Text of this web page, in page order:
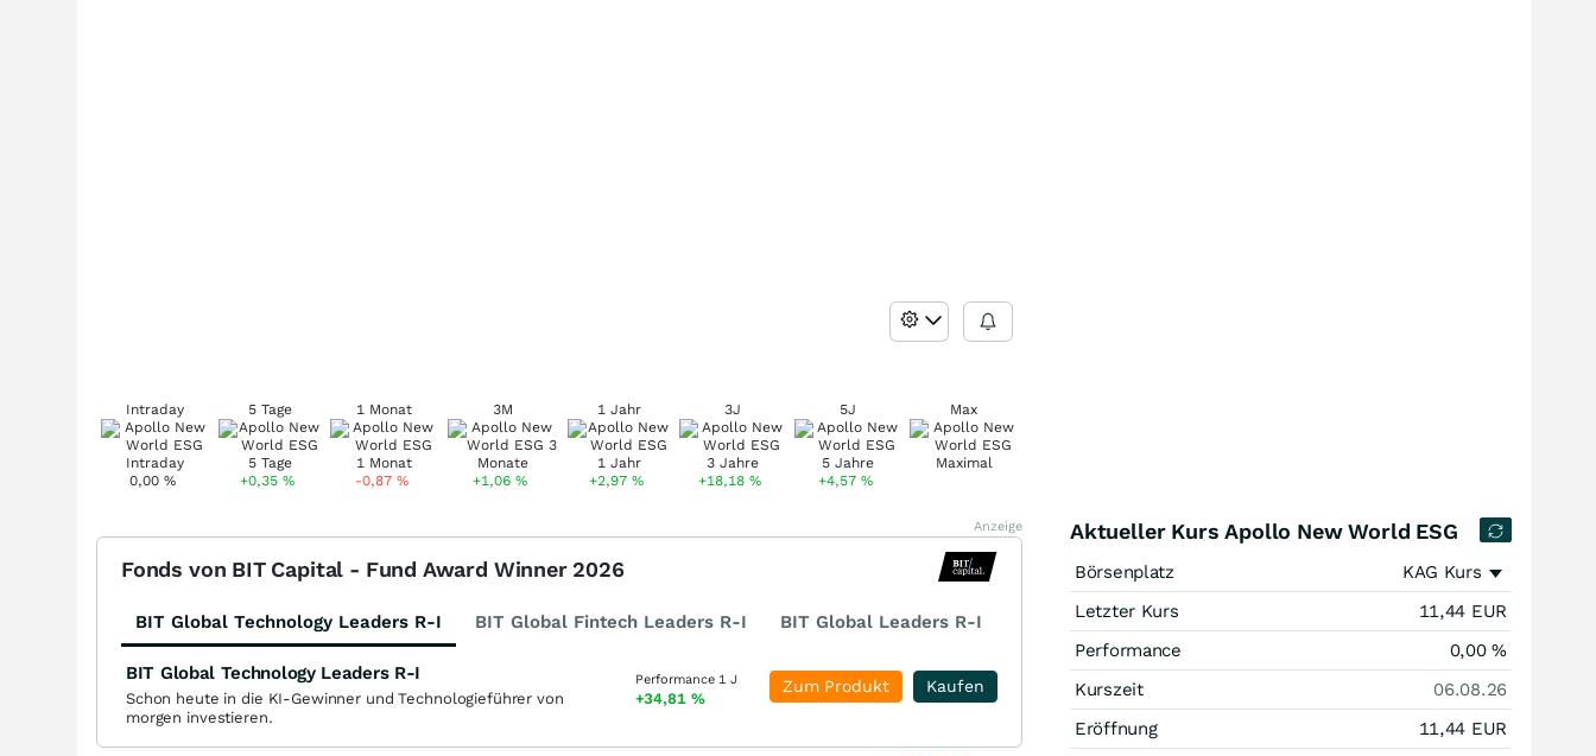
Intraday
0,00%
5 Tage
+0,35%
1 Monat
-0,87 %
3M
+1,06%
1 Jahr
+2,97%
3J
+18,18%
5J
+4,57 %
Max
Anzeige
Fonds von BIT Capital - Fund Award Winner 2026
BIT Global Technology Leaders R-I BIT Global Fintech Leaders R-I BIT Global Leaders R-I
BIT Global Technology Leaders R-I
Schon heute in die KI-Gewinner und Technologieführer von
morgen investieren.
Performance 1 J
+34,81 %
Kaufen
Zum Produkt
Aktueller Kurs Apollo New World ESG
Börsenplatz
KAG Kurs
Letzter Kurs
11,44 EUR
Performance
0,00%
Kurszeit
06.08.26
Eröffnung
11,44 EUR